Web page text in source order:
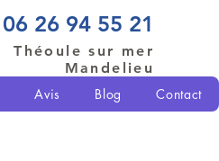
06 26 94 55 21
Théoule sur mer
Mandelieu
Avis Blog Contact